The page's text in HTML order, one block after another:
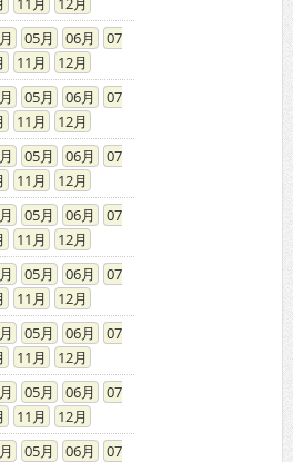
05 06
07
11
12
05 06
07
11
12
05 06
07
11
12
05 06
07
11
12
05 06
07
11
12
05 06
07
11
12
05 06
07
11
12
05 06
07